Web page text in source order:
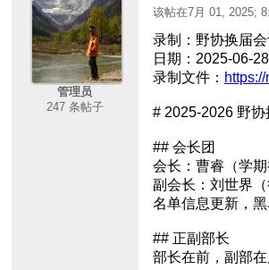
管理员
247 条帖子
该帖在7月 01, 2025;
录制：野协换届会
日期：2025-06-
录制文件：
# 2025-2026 野协
## 会长团
会长：曹睿（学
副会长：刘世界
名单信息更新，黑
## 正副部长
部长在前，副部